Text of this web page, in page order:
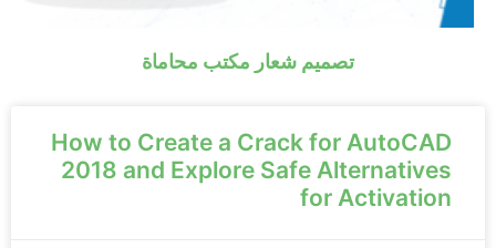
تصميم شعار مكتب محاماة
How to Create a Crack for AutoCAD
2018 and Explore Safe Alternatives
for Activation